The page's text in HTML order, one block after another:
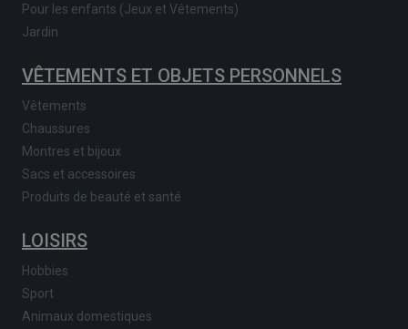
Pour les enfants (Jeux et Vêtements)
Jardin
VÊTEMENTS ET OBJETS PERSONNELS
Vêtements
Chaussures
Montres et bijoux
Sacs et accessoires
Produits de beauté et santé
LOISIRS
Hobbies
Sport
Animaux domestiques